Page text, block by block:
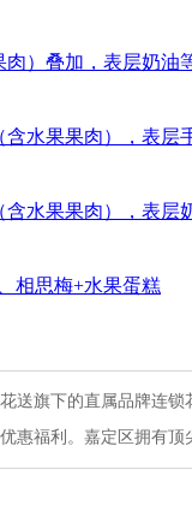
送旗下的直属品牌连
惠福利。嘉定区拥有